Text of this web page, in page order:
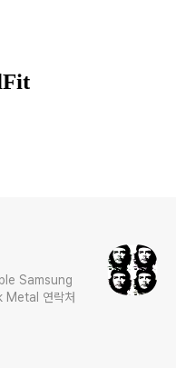
Samsung
연락처